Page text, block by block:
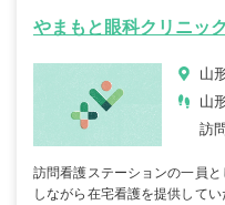
やまもと眼科クリニック
山
山
訪
訪問看護ステーションの一員
しながら在宅看護を提供して